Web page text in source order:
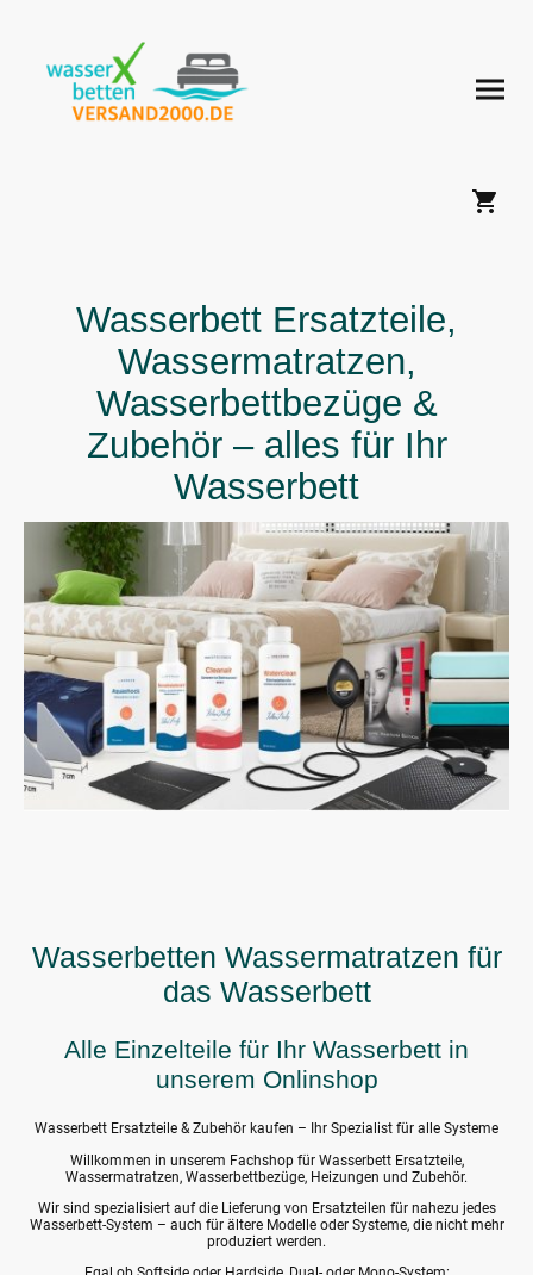
Wasserbett Ersatzteile,
Wassermatratzen,
Wasserbettbezüge &
Zubehör – alles für Ihr
Wasserbett
Wasserbetten Wassermatratzen für
das Wasserbett
Alle Einzelteile für Ihr Wasserbett in
unserem Onlinshop
Wasserbett Ersatzteile & Zubehör kaufen – Ihr Spezialist für alle Systeme
Willkommen in unserem Fachshop für Wasserbett Ersatzteile,
Wassermatratzen, Wasserbettbezüge, Heizungen und Zubehör.
Wir sind spezialisiert auf die Lieferung von Ersatzteilen für nahezu jedes
Wasserbett-System – auch für ältere Modelle oder Systeme, die nicht mehr
produziert werden.